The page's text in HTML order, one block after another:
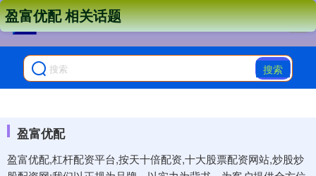
搜索
盈富优配
盈富优配,杠杆配资平台,按天十倍配资,十大股票配资网站,炒股炒
盈富优配 相关话题